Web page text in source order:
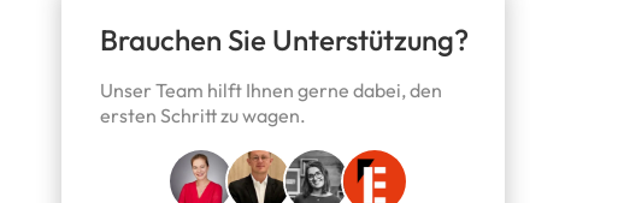
Brauchen Sie Unterstützung?
Unser Team hilft Ihnen gerne dabei, den
ersten Schritt zu wagen.